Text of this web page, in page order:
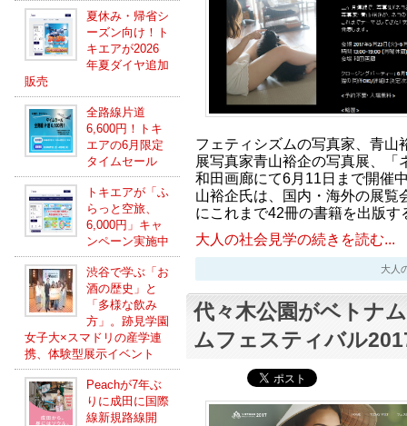
夏休み・帰省シ
ーズン向け！ト
キエアが2026
年夏ダイヤ追加
販売
全路線片道
6,600円！トキ
エアの6月限定
タイムセール
トキエアが「ふ
らっと空旅、
6,000円」キャ
ンペーン実施中
渋谷で学ぶ「お
酒の歴史」と
「多様な飲み
方」。跡見学園
女子大×スマドリの産学連
携、体験型展示イベント
Peachが7年ぶ
りに成田に国際
線新規路線開
フェティシズムの写真家、青山
展写真家青山裕企の写真展、「
和田画廊にて6月11日まで開催
山裕企氏は、国内・海外の展覧
にこれまで42冊の書籍を出版
大人の社会見学の続きを読む...
大人
代々木公園がベトナ
ムフェスティバル